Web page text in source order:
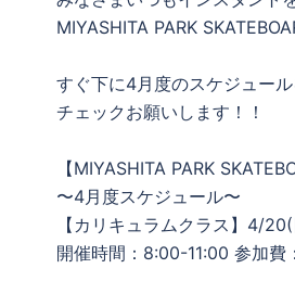
MIYASHITA PARK
すぐ下に4月度のスケジュー
チェックお願いします！！
【MIYASHITA PARK
〜4月度スケジュール〜
【カリキュラムクラス】4/
開催時間：8:00-11:00 参加